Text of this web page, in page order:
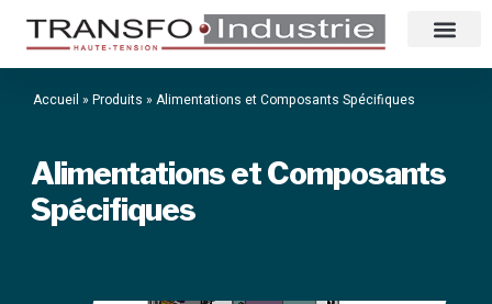
Accueil » Produits » Alimentations et Composants Spécifiques
Alimentations et Composants
Spécifiques